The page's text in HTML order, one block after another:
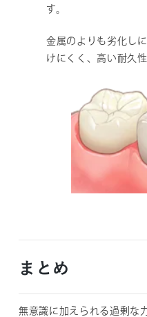
す。
金属のよりも劣化し
けにくく、高い耐久
まとめ
無意識に加えられる過剰な